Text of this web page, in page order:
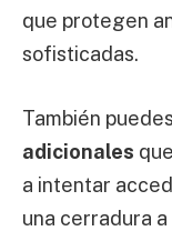
que protegen
sofisticadas.
También puedes
adicionales
a intentar
una cerradura